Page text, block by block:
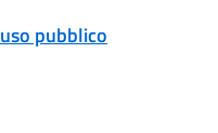
pubblico